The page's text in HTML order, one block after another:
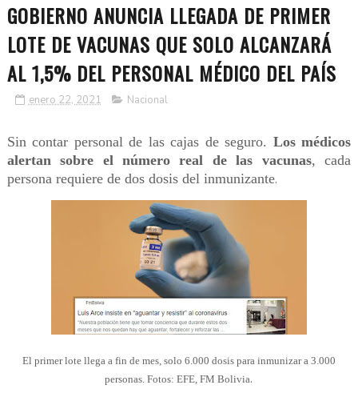
GOBIERNO ANUNCIA LLEGADA DE PRIMER
LOTE DE VACUNAS QUE SOLO ALCANZARÁ
AL 1,5% DEL PERSONAL MÉDICO DEL PAÍS
enero 22, 2021 Nacional
Sin contar personal de las cajas de seguro. Los médicos
alertan sobre el número real de las vacunas, cada
persona requiere de dos dosis del inmunizante.
El primer lote llega a fin de mes, solo 6.000 dosis para inmunizar a 3.000
personas. Fotos: EFE, FM Bolivia.